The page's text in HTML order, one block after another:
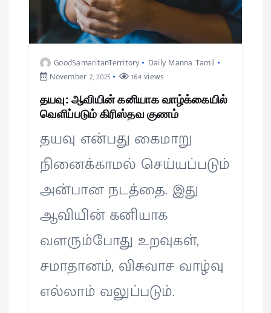
GoodSamaritanTerritory
Daily Manna Tamil
November 2, 2025
164 views
தயவு: ஆவியின் கனியாக வாழ்க்கையில்
வெளிப்படும் கிரிஸ்தவ குணம்
தயவு என்பது கைமாறு
நினைக்காமல் செய்யப்படும்
அன்பான நடத்தை. இது
ஆவியின் கனியாக
வளரும்போது உறவுகள்,
சமாதானம், விசுவாச வாழ்வு
எல்லாம் வலுப்படும்.